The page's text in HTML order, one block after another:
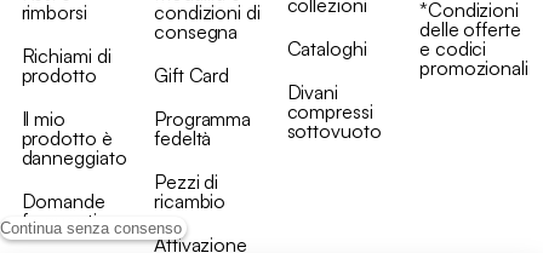
Continua senza consenso
rimborsi
Richiami di
prodotto
Il mio
prodotto è
danneggiato
Domande
frequenti
condizioni di
consegna
Gift Card
Programma
fedeltà
Pezzi di
ricambio
Attivazione
collezioni
Cataloghi
Divani
compressi
sottovuoto
*Condizioni
delle offerte
e codici
promozionali